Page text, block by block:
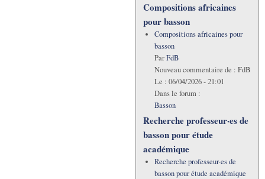
Compositions africaines
pour basson
Compositions africaines pour
basson
ParFdB
Nouveau commentaire de : FdB
Le : 06/04/2026 - 21:01
Dans le forum :
Basson
Recherche professeur·es de
basson pour étude
académique
Recherche professeur·es de
basson pour étude académique